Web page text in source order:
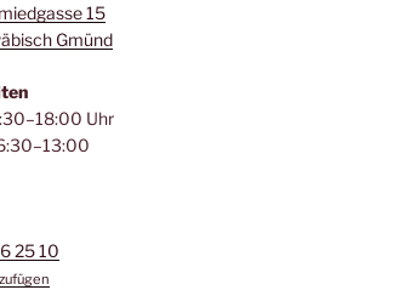
15
Gmünd
Uhr
25 10